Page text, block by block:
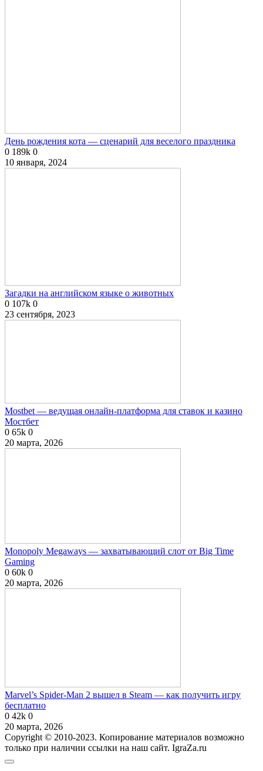
День рождения кота — сценарий для веселого праздника
0 189k 0
10 января, 2024
Загадки на английском языке о животных
0 107k 0
23 сентября, 2023
Mostbet — ведущая онлайн-платформа для ставок и казино
Мостбет
0 65k 0
20 марта, 2026
Monopoly Megaways — захватывающий слот от Big Time
Gaming
0 60k 0
20 марта, 2026
Marvel’s Spider-Man 2 вышел в Steam — как получить игру
бесплатно
0 42k 0
20 марта, 2026
Copyright © 2010-2023. Копирование материалов возможно
только при наличии ссылки на наш сайт. IgraZa.ru